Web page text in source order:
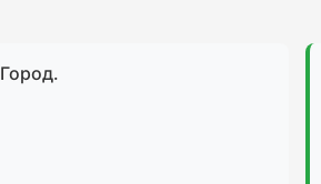
Город.